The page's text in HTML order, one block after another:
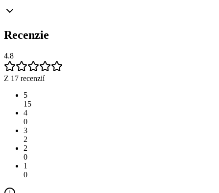
Recenzie
4.8
Z 17 recenzií
5
15
4
0
3
2
2
0
1
0